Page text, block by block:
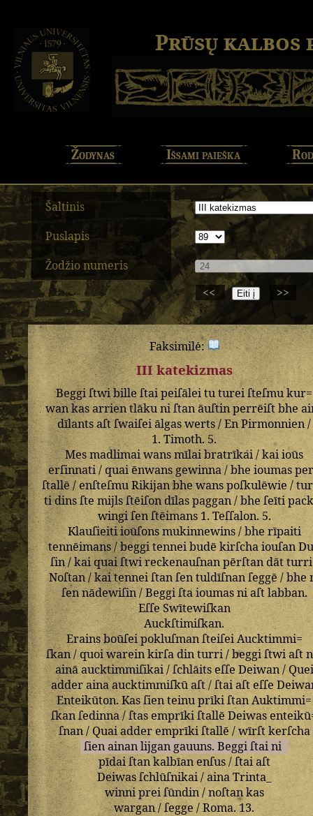
Prūsų kalbos
Žodynas Išsami paieška
Šaltinis
Puslapis
Žodžio numeris
<<
>>
Faksimilė:
III katekizmas
Beggiſtwibilleſtaipeiſālei tu turei ſteſmukur=
wankasarrientlākuniſtan āuſtinperrēiſt bhe
dīlantsaſtſwaiſei ālgas werts/EnPirmonnien/
1.Timoth.5.
Mes madlimai wans mīlai bratrīkai/kaiioūs
erſinnati/quai ēnwans gewinna/bhe ioumas
ſtallē/enſteſmuRikijanbhewanspoſkulēwie/
tidinsſte mijlsſtēiſon dīlaspaggan/bhe ſeīti
wingiſenſtēimans1.Teſſalon.5.
Klauſieitiioūſonsmukinnewins/bherīpaiti
tennēimans/beggitenneibudēkirſchaiouſan
ſin/kaiquaiſtwireckenauſnanpērſtandātturri
Noſtan/kaitenneiſtanſentuldīſnanſeggē/bhe
ſennādewiſin/Beggiſtaioumasniaſtlabban.
EſſeSwītewiſkan
Auckſtimiſkan.
ErainsboūſeipokluſmanſteiſeiAucktimmi=
ſkan/quoiwareinkirſa dinturri/beggiſtwiaſt
aināaucktimmiſikai/ſchlāitseſſe Deiwan/Quei
adderainaaucktimmiſkūaſt/ſtaiaſteſſe
Enteikūton.Kasſien teinu prīki ſtan Auktimmi=
ſkanſedinna/ſtasemprīkiſtallēDeiwas
ſnan/Quaiadderemprīkiſtallē/wīrſtkerſcha
ſienainanlijgan gauuns. Beggiſtaini
pīdaiſtankalbīanenſus/ſtaiaſt
Deiwasſchlūſnikai/ainaTrinta_
winnipreiſūndin/noſtankas
wargan/ſegge/Roma.13.